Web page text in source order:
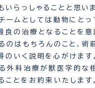
らっしゃることと思いま
ームとしては動物にとっ
良の治療となることを意
のはもちろんのこと、術
のいく説明を心がけます
外科治療が獣医学的な
ことをお約束いたします